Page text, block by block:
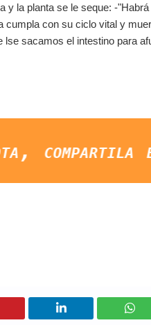
y la planta se le seque: -
cumpla con su ciclo vital y
sacamos el intestino para
en